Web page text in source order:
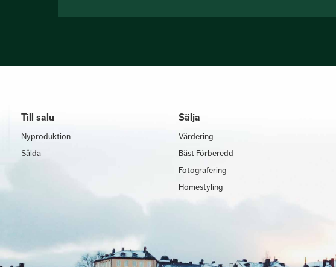
Till salu
Nyproduktion
Sålda
Sälja
Värdering
Bäst Förberedd
Fotografering
Homestyling